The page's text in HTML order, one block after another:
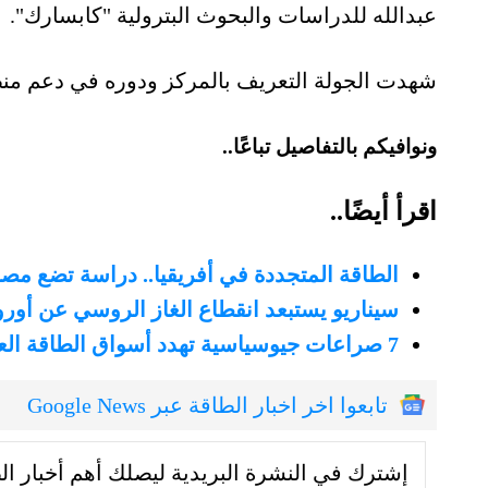
عبدالله للدراسات والبحوث البترولية "كابسارك".
شهدت الجولة التعريف بالمركز ودوره في دعم
ونوافيكم بالتفاصيل تباعًا..
اقرأ أيضًا..
الطاقة المتجددة في أفريقيا.. دراسة تضع
سيناريو يستبعد انقطاع الغاز الروسي عن
7 صراعات جيوسياسية تهدد أسواق الطاقة العالمية في 2022
تابعوا اخر اخبار الطاقة عبر Google News
إشترك في النشرة البريدية ليصلك أهم أخبار